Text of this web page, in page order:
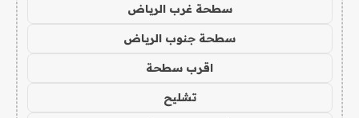
سطحة غرب الرياض
سطحة جنوب الرياض
اقرب سطحة
تشليح